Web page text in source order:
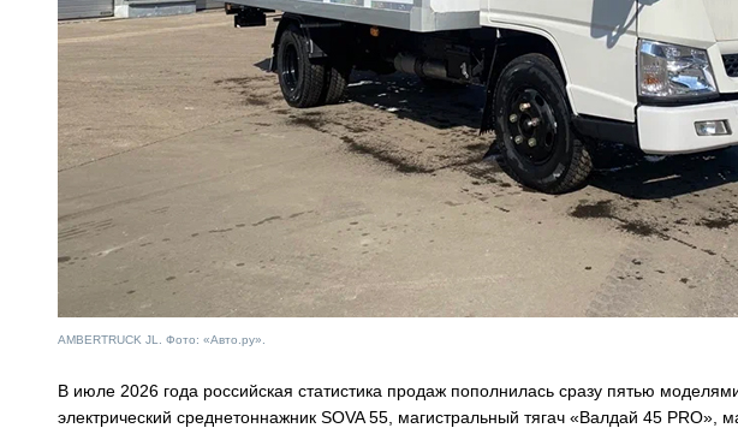
AMBERTRUCK JL. Фото: «Авто.ру».
В июле 2026 года российская статистика продаж пополнилась сразу пятью
электрический среднетоннажник SOVA 55, магистральный тягач «Валдай 45 PRO»,